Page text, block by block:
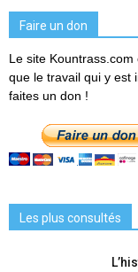
Faire un don
Le site
que le travail qui y est
faites un don !
Les plus consultés